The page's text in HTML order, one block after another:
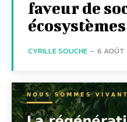
faveur de
CYRILLE SOUCHE - 6 AOÛT